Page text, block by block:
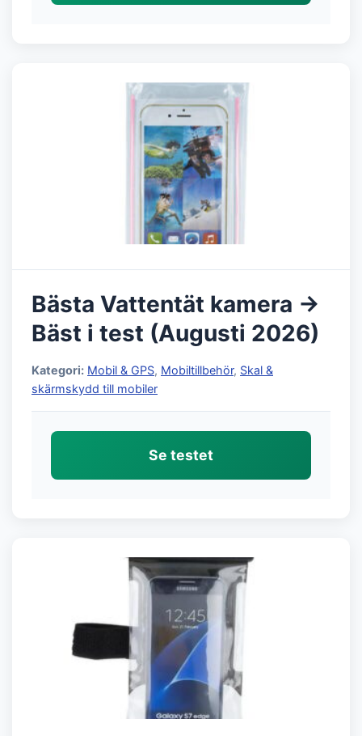
Bästa Vattentät kamera →
Bäst i test (Augusti 2026)
Kategori: Mobil & GPS, Mobiltillbehör, Skal &
skärmskydd till mobiler
Se testet